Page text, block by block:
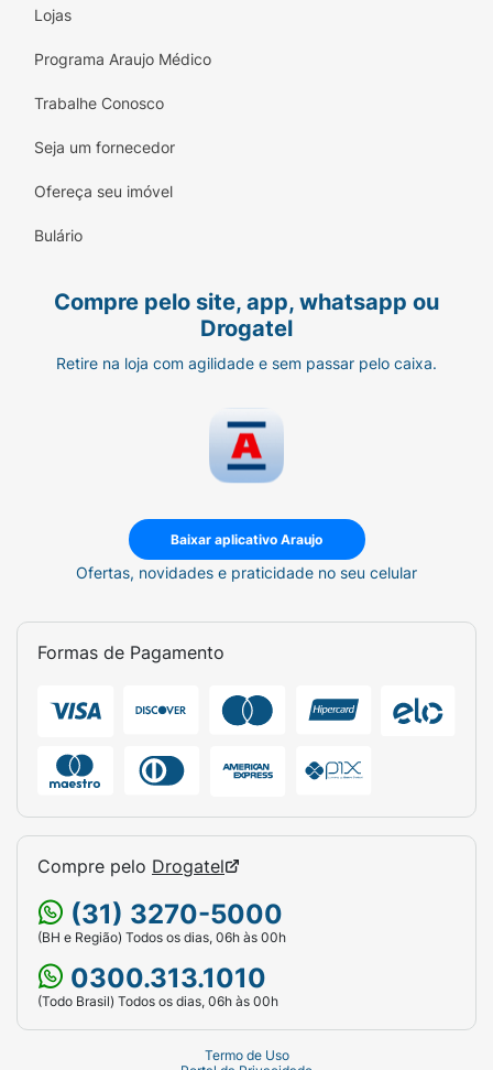
Lojas
Programa Araujo Médico
Trabalhe Conosco
Seja um fornecedor
Ofereça seu imóvel
Bulário
Compre pelo site, app, whatsapp ou
Drogatel
Retire na loja com agilidade e sem passar pelo caixa.
Baixar aplicativo Araujo
Ofertas, novidades e praticidade no seu celular
Formas de Pagamento
Compre pelo Drogatel
(31) 3270-5000
(BH e Região) Todos os dias, 06h às 00h
0300.313.1010
(Todo Brasil) Todos os dias, 06h às 00h
Termo de Uso